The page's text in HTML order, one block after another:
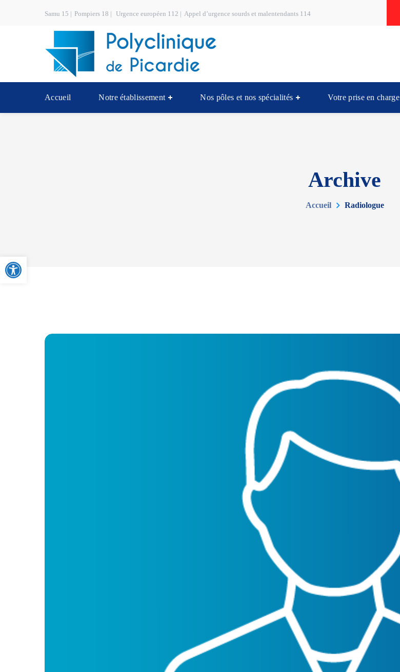
Ouvrir la barre d’outils
Samu 15 | Pompiers 18 | Urgence européen 112 | Appel d’urgence sourds et malentendants 114
Accueil Notre établissement Nos pôles et nos spécialités Votre prise en charge
Archive
Accueil Radiologue